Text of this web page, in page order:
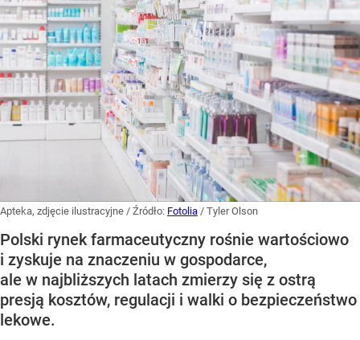
Apteka, zdjęcie ilustracyjne / Źródło: Fotolia / Tyler Olson
Polski rynek farmaceutyczny rośnie wartościowo
i zyskuje na znaczeniu w gospodarce,
ale w najbliższych latach zmierzy się z ostrą
presją kosztów, regulacji i walki o bezpieczeństwo
lekowe.